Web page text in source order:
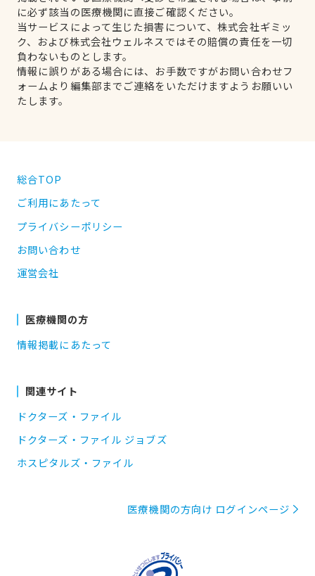
に必ず該当の医療機関に直接ご確認ください。
当サービスによって生じた損害について、株式会社ギミッ
ク、および株式会社ウェルネスではその賠償の責任を一切
負わないものとします。
情報に誤りがある場合には、お手数ですがお問い合わせフ
ォームより編集部までご連絡をいただけますようお願いい
たします。
総合TOP
ご利用にあたって
プライバシーポリシー
お問い合わせ
運営会社
医療機関の方
情報掲載にあたって
関連サイト
ドクターズ・ファイル
ドクターズ・ファイル ジョブズ
ホスピタルズ・ファイル
医療機関の方向け ログインページ